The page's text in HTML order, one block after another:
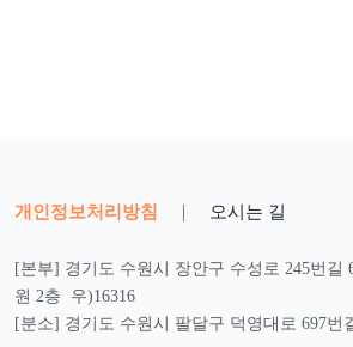
개인정보처리방침 | 오시는 길
[본부] 경기도 수원시 장안구 수성로 245번길
원 2층 우)16316
[분소] 경기도 수원시 팔달구 덕영대로 697번